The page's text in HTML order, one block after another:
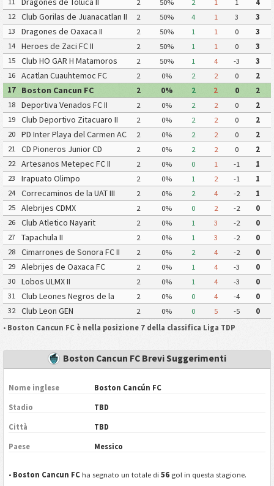
2 50% 2 1 1
4
12
Club Gorilas de Juanacatlan II 2 50% 4 1 3
3
13
Dragones de Oaxaca II 2 50% 1 1 0
3
14
Heroes de Zaci FC II 2 50% 1 1 0
3
15
Club HO GAR H Matamoros
Gavilanes FC Matamoros II
2 50% 1 4 -3
3
16
Acatlan Cuauhtemoc FC 2 0% 2 2 0
2
17
Boston Cancun FC 2 0% 2 2 0
2
18
Deportiva Venados FC II 2 0% 2 2 0
2
19
Club Deportivo Zitacuaro II 2 0% 2 2 0
2
20
PD Inter Playa del Carmen AC
II
2 0% 2 2 0
2
21
CD Pioneros Junior CD
Pioneros de Cancun II
2 0% 2 2 0
2
22
Artesanos Metepec FC II 2 0% 0 1 -1
1
23
Irapuato Olimpo 2 0% 1 2 -1
1
24
Correcaminos de la UAT III 2 0% 2 4 -2
1
25
Alebrijes CDMX 2 0% 0 2 -2
0
26
Club Atletico Nayarit 2 0% 1 3 -2
0
27
Tapachula II 2 0% 1 3 -2
0
28
Cimarrones de Sonora FC II 2 0% 2 4 -2
0
29
Alebrijes de Oaxaca FC 2 0% 1 4 -3
0
30
Lobos ULMX II 2 0% 1 4 -3
0
31
Club Leones Negros de la
Universidad de Guadalajara III
2 0% 0 4 -4
0
32
Club Leon GEN 2 0% 0 5 -5
0
• Boston Cancun FC è nella posizione 7 della classifica Liga TDP
Boston Cancun FC Brevi Suggerimenti
Nome inglese Boston Cancún FC
Stadio TBD
Città TBD
Paese Messico
• Boston Cancun FC ha segnato un totale di56 gol in questa stagione.